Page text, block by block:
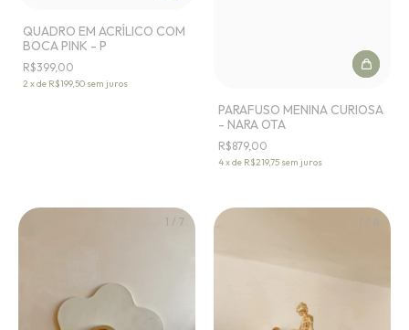
QUADRO EM ACRÍLICO COM
BOCA PINK - P
R$399,00
2 xde R$199,50 sem juros
PARAFUSO MENINA CURIOSA
- NARA OTA
R$879,00
4xde R$219,75 sem juros
1 / 7 1 4